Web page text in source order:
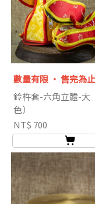
數量有限 ‧ 售完為止
鈴杵套-六角立體-大
色）
NT$ 700